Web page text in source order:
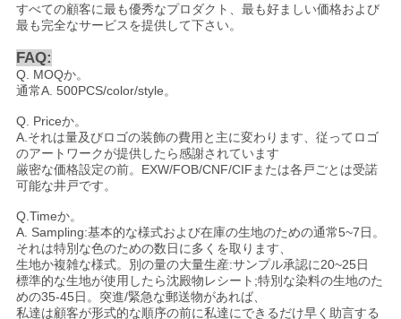
すべての顧客に最も優秀なプロダクト、最も好ましい価格および
最も完全なサービスを提供して下さい。
FAQ:
Q. MOQか。
通常A. 500PCS/color/style。
Q. Priceか。
A.それは量及びロゴの装飾の費用と主に変わります、従ってロゴ
のアートワークが提供したら感謝されています
厳密な価格設定の前。EXW/FOB/CNF/CIFまたは各戸ごとは受諾
可能な井戸です。
Q.Timeか。
A. Sampling:基本的な様式および在庫の生地のための通常5~7日。
それは特別な色のための数日に多くを取ります、
生地か複雑な様式。別の量の大量生産:サンプル承認に20~25日
標準的な生地が使用したら沈殿物レシート;特別な染料の生地のた
めの35-45日。突進/緊急な郵送物があれば、
私達は顧客が形式的な順序の前に私達にできるだけ早く助言する